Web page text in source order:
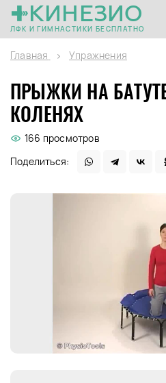
КИНЕЗИО
ЛФК И ГИМНАСТИКИ БЕСПЛАТНО
Главная Упражнения
ПРЫЖКИ НА
КОЛЕНЯХ
166 просмотров
Поделиться: